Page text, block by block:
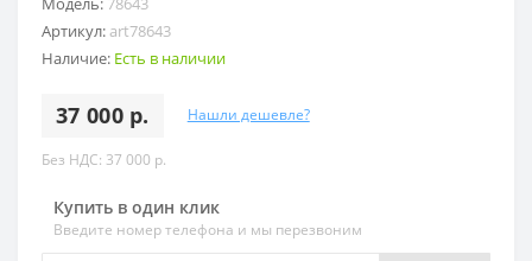
Артикул: art78643
Наличие: Есть в наличии
37 000 р. Нашли дешевле?
Без НДС: 37 000 р.
Купить в один клик
Введите номер телефона и мы перезвоним